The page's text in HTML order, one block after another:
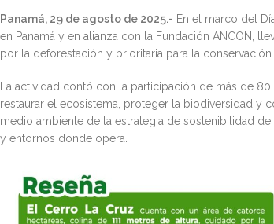
Panamá, 29 de agosto de 2025.- En el marco del
en Panamá y en alianza con la Fundación ANCON,
por la deforestación y prioritaria para la conservación
La actividad contó con la participación de más de
restaurar el ecosistema, proteger la biodiversidad y
medio ambiente de la estrategia de sostenibilidad
y entornos donde opera.